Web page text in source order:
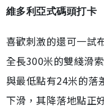
維多利亞式碼頭打卡
喜歡刺激的還可一
全長300米的雙綫滑
與最低點有24米的落
下滑，其降落地點正